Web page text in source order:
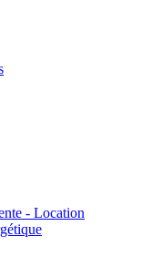
- Location